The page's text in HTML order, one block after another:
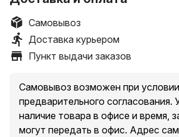
Самовывоз
Доставка курьером
Пункт выдачи заказов
Самовывоз возможен при условии
предварительного согласования.
наличие товара в офисе и время,
могут передать в офис. Адрес